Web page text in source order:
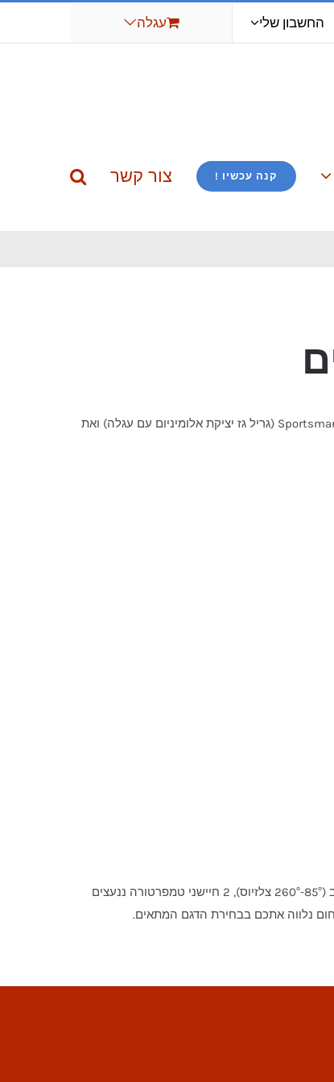
החשבון שלי עגלה
קנה עכשיו ! צור קשר
Pit Boss הוא מותג אמריקאי מוביל בתחום גרילי הגז והפלט, המשלב עוצמה, טכנולוגיה מתקדמת ומחיר תחרותי. במוקד חום תמצאו דגמי Sportsman (גריל גז יציקת אלומיניום עם עגלה) ואת
דגם Navigator Combo 1230 מציע דמפר עשן מרכזי ההופך גם את תא גריל הגז למעשנה, פיקוד דיגיטלי מתקדם עם טווח טמפרטורות רחב (85°-260° צלזיוס), 2 חיישני טמפרטורה ננעצים